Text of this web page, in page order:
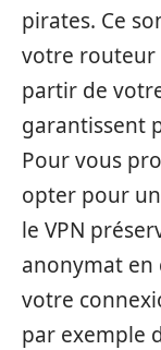
pirates. Ce
votre routeur
partir de
garantissent
Pour vous
opter pour
le VPN
anonymat en
votre
par exemple